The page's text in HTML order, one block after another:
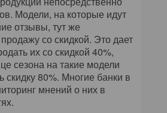
Модели, на которые идут
отзывы, тут же
со скидкой. Это дает
их со скидкой 40%,
сезона на такие модели
скидку 80%. Многие банки в
мнений о них в